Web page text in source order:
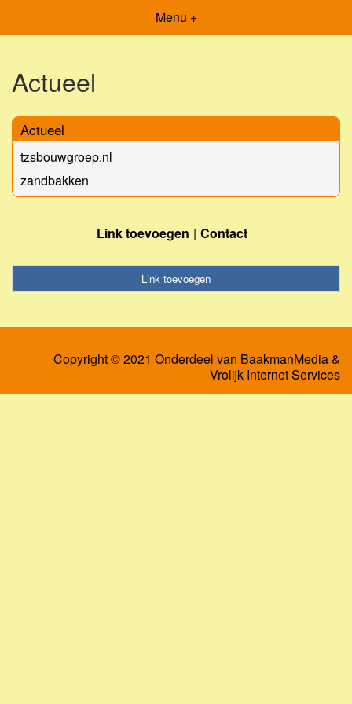
Menu +
Actueel
Actueel
tzsbouwgroep.nl
zandbakken
Link toevoegen Contact
Link toevoegen
Copyright © 2021 Onderdeel van BaakmanMedia&
Vrolijk Internet Services